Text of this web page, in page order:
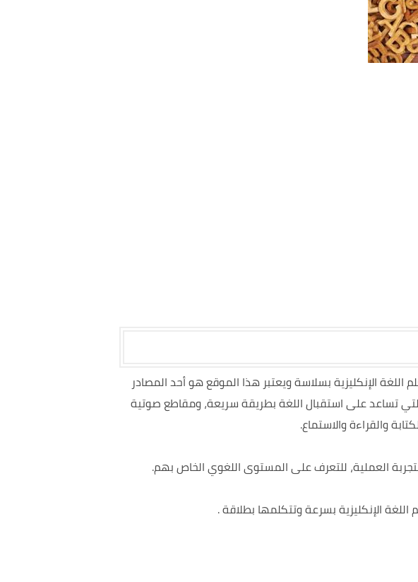
الإنكليزية بسلاسة ويعتبر هذا الموقع هو أحد المصادر
التي تساعد على استقبال اللغة بطريقة سريعة، ومقاطع صوتية
والقراءة والاستماع.
العملية، للتعرف على المستوى اللغوي الخاص بهم.
الإنكليزية بسرعة وتتكلمها بطلاقة .